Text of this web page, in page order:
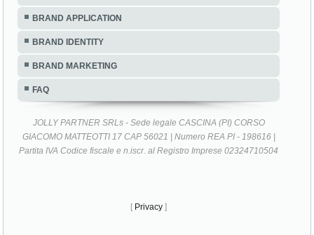
BRAND APPLICATION
BRAND IDENTITY
BRAND MARKETING
FAQ
JOLLY PARTNER SRLs - Sede legale CASCINA (PI) CORSO
GIACOMO MATTEOTTI 17 CAP 56021 | Numero REA PI - 198616 |
Partita IVA Codice fiscale e n.iscr. al Registro Imprese 02324710504
[ Privacy ]